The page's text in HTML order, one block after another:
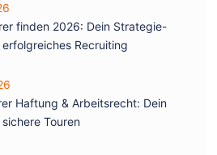
finden 2026: Dein Strategie-
Recruiting
Haftung & Arbeitsrecht: Dein
Touren